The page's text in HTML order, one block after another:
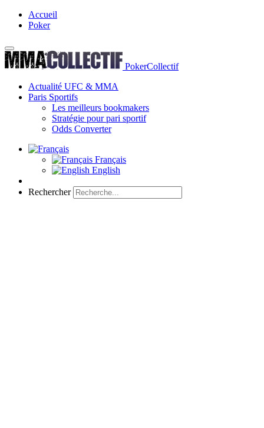
Accueil
Poker
PokerCollectif
Actualité UFC & MMA
Paris Sportifs
Les meilleurs bookmakers
Stratégie pour pari sportif
Odds Converter
Français
English
Rechercher